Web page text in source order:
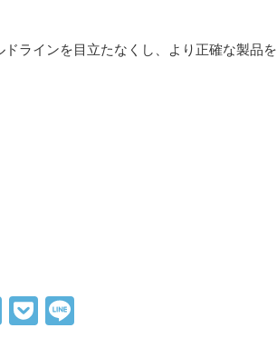
ラインを目立たなくし、より正確な製品を
X P